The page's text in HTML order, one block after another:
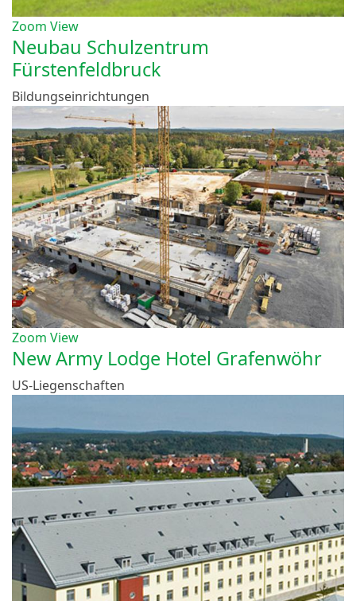
Zoom View
Neubau Schulzentrum
Fürstenfeldbruck
Bildungseinrichtungen
Zoom View
New Army Lodge Hotel Grafenwöhr
US-Liegenschaften